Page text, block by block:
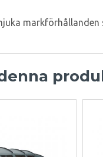
markförhållanden